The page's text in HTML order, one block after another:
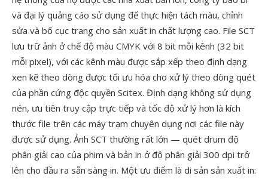
và đại lý quảng cáo sử dụng để thực hiện tách màu, chỉnh
sửa và bố cục trang cho sản xuất in chất lượng cao. File SCT
lưu trữ ảnh ở chế độ màu CMYK với 8 bit mỗi kênh (32 bit
mỗi pixel), với các kênh màu được sắp xếp theo định dạng
xen kẽ theo dòng được tối ưu hóa cho xử lý theo dòng quét
của phần cứng độc quyền Scitex. Định dạng không sử dụng
nén, ưu tiên truy cập trực tiếp và tốc độ xử lý hơn là kích
thước file trên các máy trạm chuyên dụng nơi các file này
được sử dụng. Ảnh SCT thường rất lớn — quét drum độ
phân giải cao của phim và bản in ở độ phân giải 300 dpi trở
lên cho đầu ra sẵn sàng in. Một ưu điểm là di sản sản xuất in: